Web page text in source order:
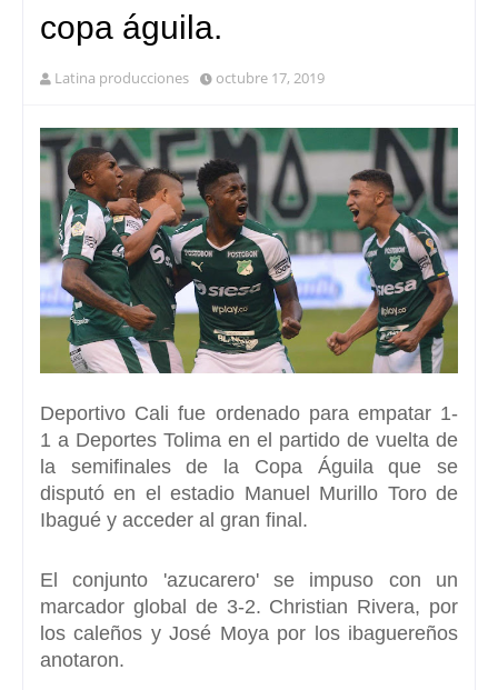
copa águila.
Latina producciones octubre 17, 2019
Deportivo Cali fue ordenado para empatar 1-
1 a Deportes Tolima en el partido de vuelta de
la semifinales de la Copa Águilaque se
disputó en el estadio Manuel Murillo Toro de
Ibagué y acceder al gran final.
El conjunto 'azucarero' se impuso con un
marcador global de 3-2. Christian Rivera, por
los caleños y José Moya por los ibaguereños
anotaron.